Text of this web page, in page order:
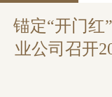
锚定“开门
业公司召开